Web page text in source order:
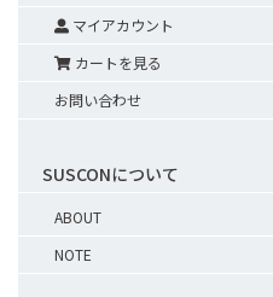
マイアカウント
カートを見る
お問い合わせ
SUSCONについて
ABOUT
NOTE